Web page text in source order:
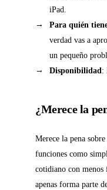
iPad.
Para quién
verdad vas a
un pequeño
Disponibilidad:
¿Merece la
Merece la pena
funciones como
cotidiano con
apenas forma parte